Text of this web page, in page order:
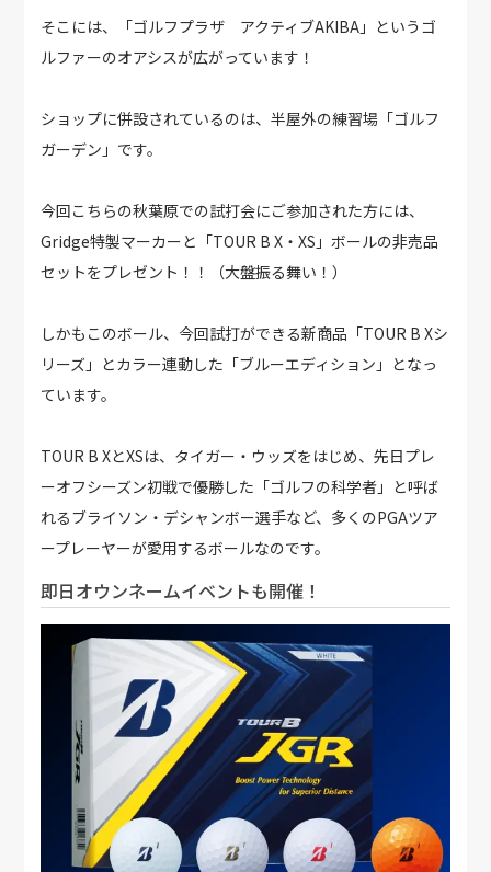
そこには、「ゴルフプラザ アクティブAKIBA」というゴ
ルファーのオアシスが広がっています！
ショップに併設されているのは、半屋外の練習場「ゴルフ
ガーデン」です。
今回こちらの秋葉原での試打会にご参加された方には、
Gridge特製マーカーと「TOUR B X・XS」ボールの非売品
セットをプレゼント！！（大盤振る舞い！）
しかもこのボール、今回試打ができる新商品「TOUR B Xシ
リーズ」とカラー連動した「ブルーエディション」となっ
ています。
TOUR B XとXSは、タイガー・ウッズをはじめ、先日プレ
ーオフシーズン初戦で優勝した「ゴルフの科学者」と呼ば
れるブライソン・デシャンボー選手など、多くのPGAツア
ープレーヤーが愛用するボールなのです。
即日オウンネームイベントも開催！